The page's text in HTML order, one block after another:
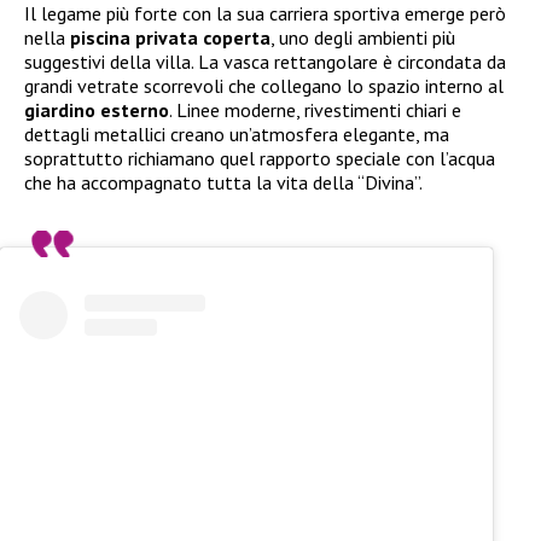
Il legame più forte con la sua carriera sportiva emerge però
nella piscina privata coperta, uno degli ambienti più
suggestivi della villa. La vasca rettangolare è circondata da
grandi vetrate scorrevoli che collegano lo spazio interno al
giardino esterno. Linee moderne, rivestimenti chiari e
dettagli metallici creano un’atmosfera elegante, ma
soprattutto richiamano quel rapporto speciale con l’acqua
che ha accompagnato tutta la vita della “Divina”.